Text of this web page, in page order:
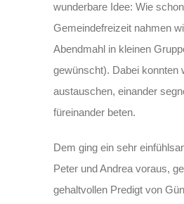
wunderbare Idee: Wie
Gemeindefreizeit nahmen
Abendmahl in kleinen
gewünscht). Dabei konnten
austauschen, einander
füreinander beten.
Dem ging ein sehr
Peter und Andrea voraus,
gehaltvollen Predigt von